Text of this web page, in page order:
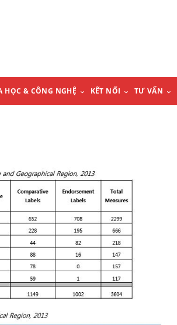
HỌC & CÔNG NGHỆ KẾT NỐI TƯ VẤN